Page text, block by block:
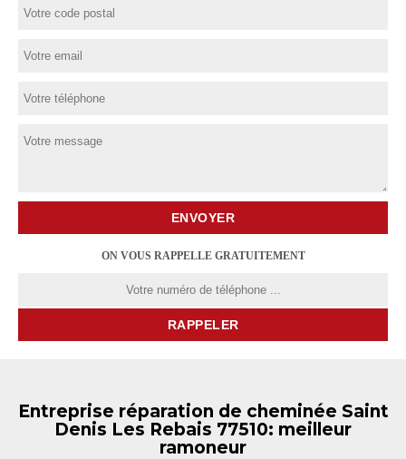
ON VOUS RAPPELLE GRATUITEMENT
Entreprise réparation de cheminée Saint
Denis Les Rebais 77510: meilleur
ramoneur